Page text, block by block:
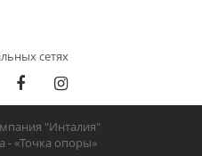
сетях
"Инталия"
-«Точка опоры»